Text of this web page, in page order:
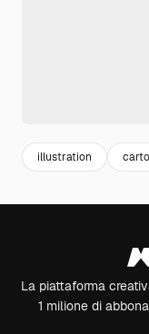
illustration
La piattaforma
1 milione di